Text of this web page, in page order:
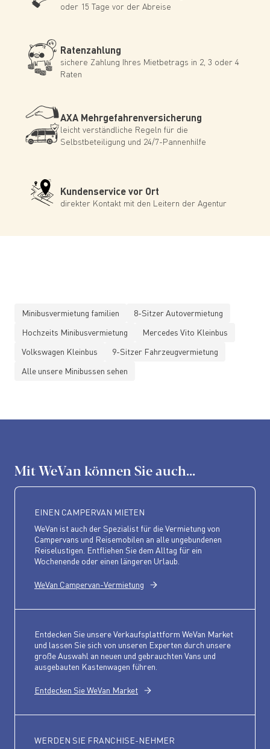
oder 15 Tage vor der Abreise
Ratenzahlung
sichere Zahlung Ihres Mietbetrags in 2, 3 oder 4
Raten
AXA Mehrgefahrenversicherung
leicht verständliche Regeln für die
Selbstbeteiligung und 24/7-Pannenhilfe
Kundenservice vor Ort
direkter Kontakt mit den Leitern der Agentur
Minibusvermietung familien
8-Sitzer Autovermietung
Hochzeits Minibusvermietung
Mercedes Vito Kleinbus
Volkswagen Kleinbus
9-Sitzer Fahrzeugvermietung
Alle unsere Minibussen sehen
Mit WeVan können Sie auch...
EINEN CAMPERVAN MIETEN
WeVan ist auch der Spezialist für die Vermietung von
Campervans und Reisemobilen an alle ungebundenen
Reiselustigen. Entfliehen Sie dem Alltag für ein
Wochenende oder einen längeren Urlaub.
WeVan Campervan-Vermietung
Entdecken Sie unsere Verkaufsplattform WeVan Market
und lassen Sie sich von unseren Experten durch unsere
große Auswahl an neuen und gebrauchten Vans und
ausgebauten Kastenwagen führen.
Entdecken Sie WeVan Market
WERDEN SIE FRANCHISE-NEHMER